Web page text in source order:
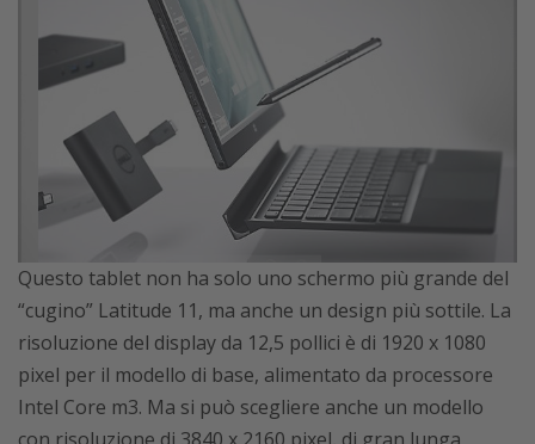
Questo tablet non ha solo uno schermo più grande del
“cugino” Latitude 11, ma anche un design più sottile. La
risoluzione del display da 12,5 pollici è di 1920 x 1080
pixel per il modello di base, alimentato da processore
Intel Core m3. Ma si può scegliere anche un modello
con risoluzione di 3840 x 2160 pixel, di gran lunga